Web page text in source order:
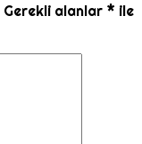
Gerekli alanlar * ile